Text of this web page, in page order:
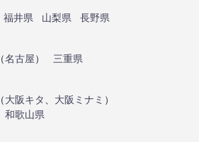
福井県 山梨県
長野県
（名古屋）
三重県
（大阪キタ 大阪ミナミ ）
和歌山県